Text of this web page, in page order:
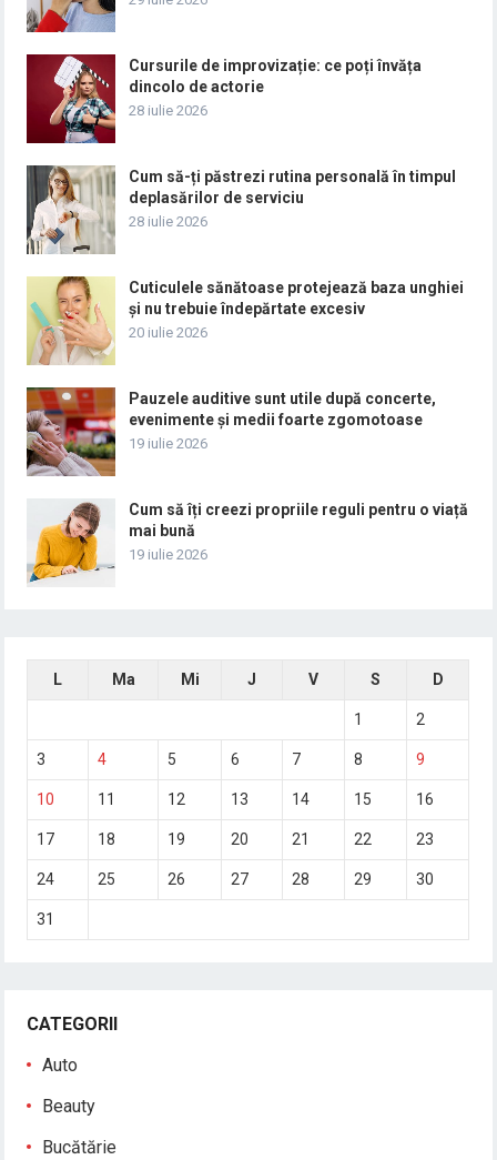
Cursurile de improvizație: ce poți învăța
dincolo de actorie
28 iulie 2026
Cum să-ți păstrezi rutina personală în timpul
deplasărilor de serviciu
28 iulie 2026
Cuticulele sănătoase protejează baza unghiei
și nu trebuie îndepărtate excesiv
20 iulie 2026
Pauzele auditive sunt utile după concerte,
evenimente și medii foarte zgomotoase
19 iulie 2026
Cum să îți creezi propriile reguli pentru o viață
mai bună
19 iulie 2026
L Ma Mi J V S D
1 2
3 4 5 6 7 8 9
10 11 12 13 14 15 16
17 18 19 20 21 22 23
24 25 26 27 28 29 30
31
CATEGORII
Auto
Beauty
Bucătărie